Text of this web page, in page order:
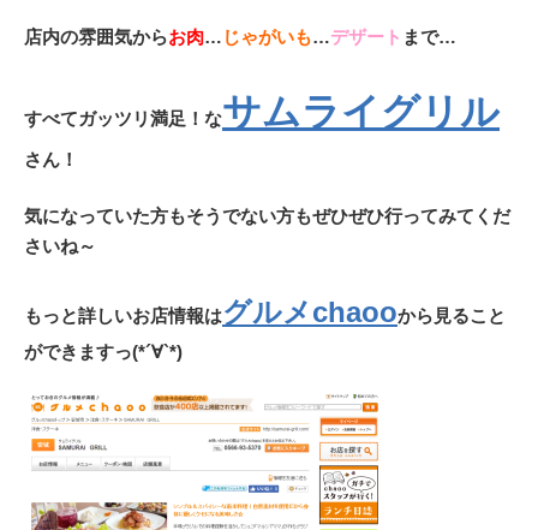
店内の雰囲気からお肉… じゃがいも…デザート まで…
すべてガッツリ満足！なサムライグリル
さん！
気になっていた方もそうでない方もぜひぜひ行ってみてくだ
さいね～
もっと詳しいお店情報はグルメchaooから見ること
ができますっ(*´∀`*)